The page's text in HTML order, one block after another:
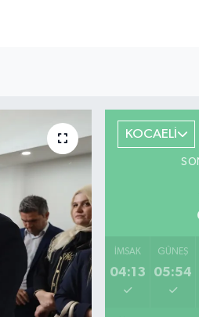
KOCAELİ
İMSAK
04:13
GÜNEŞ
05:54